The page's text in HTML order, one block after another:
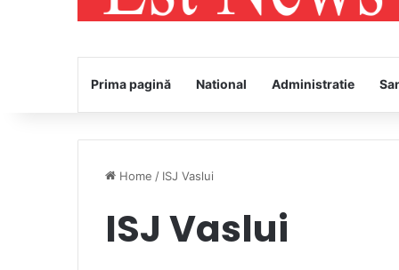
Prima pagină National Administratie
Home / ISJ Vaslui
ISJ Vaslui